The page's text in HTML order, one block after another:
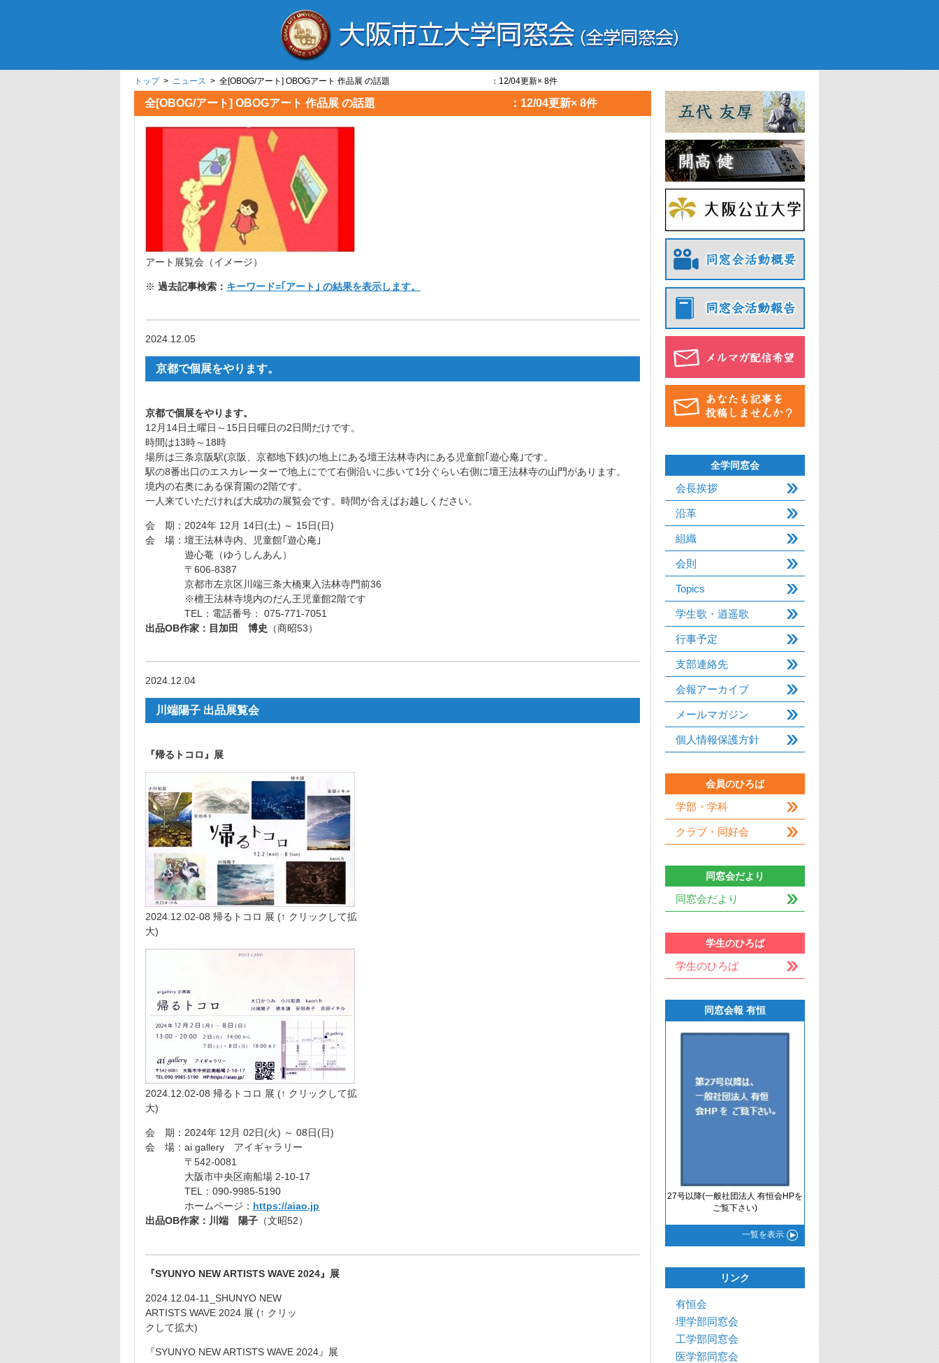
トップ> ニュース > 全[OBOG/アート] OBOGアート 作品展 の話題 ：12/04更新× 8件
全[OBOG/アート] OBOGアート 作品展 の話題 ：12/04更新× 8件
アート展覧会（イメージ）
※ 過去記事検索： キーワード=｢アート｣ の結果を表示します。
2024.12.05
京都で個展をやります。
京都で個展をやります。
12月14日土曜日～15日日曜日の2日間だけです。
時間は13時～18時
場所は三条京阪駅(京阪、京都地下鉄)の地上にある壇王法林寺内にある児童館｢遊心庵｣です。
駅の8番出口のエスカレーターで地上にでて右側沿いに歩いて1分ぐらい右側に壇王法林寺の山門があります。
境内の右奥にある保育園の2階です。
一人来ていただければ大成功の展覧会です。時間が合えばお越しください。
会 期：2024年 12月 14日(土) ～ 15日(日)
会 場：壇王法林寺内、児童館｢遊心庵｣
遊心菴（ゆうしんあん）
〒606-8387
京都市左京区川端三条大橋東入法林寺門前36
※檀王法林寺境内のだん王児童館2階です
TEL：電話番号： 075-771-7051
出品OB作家：目加田 博史 （商昭53）
2024.12.04
川端陽子 出品展覧会
『帰るトコロ』展
2024.12.02-08 帰るトコロ 展 (↑ クリックして拡
大)
2024.12.02-08 帰るトコロ 展 (↑ クリックして拡
大)
会 期：2024年 12月 02日(火) ～ 08日(日)
会 場：ai gallery アイギャラリー
〒542-0081
大阪市中央区南船場 2-10-17
TEL：090-9985-5190
ホームページ： https://aiao.jp
出品OB作家：川端 陽子 （文昭52）
『SYUNYO NEW ARTISTS WAVE 2024』展
2024.12.04-11_SHUNYO NEW
ARTISTS WAVE 2024 展 (↑ クリッ
クして拡大)
『SYUNYO NEW ARTISTS WAVE 2024』展
全学同窓会
会長挨拶
沿革
組織
会則
Topics
学生歌・逍遥歌
行事予定
支部連絡先
会報アーカイブ
メールマガジン
個人情報保護方針
会員のひろば
学部・学科
クラブ・同好会
同窓会だより
同窓会だより
学生のひろば
学生のひろば
同窓会報 有恒
27号以降(一般社団法人 有恒会HPを
ご覧下さい)
一覧を表示
リンク
有恒会
理学部同窓会
工学部同窓会
医学部同窓会